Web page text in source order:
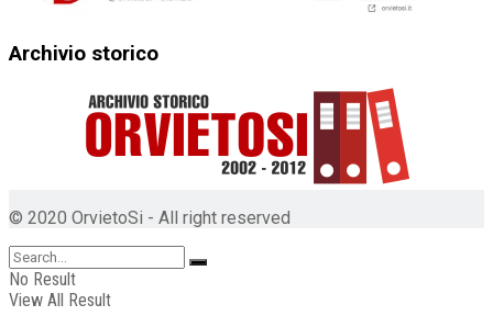
Archivio storico
© 2020 OrvietoSi - All right reserved
No Result
View All Result